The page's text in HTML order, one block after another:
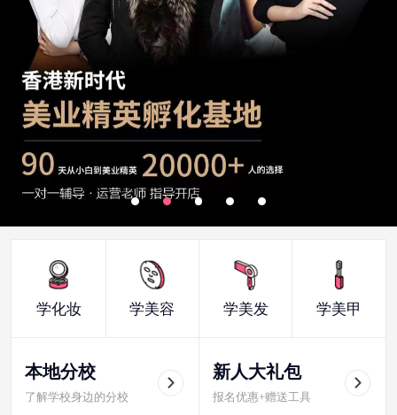
学化妆 学美容 学美发 学美甲
本地分校
了解学校身边的分校
新人大礼包
报名优惠+赠送工具